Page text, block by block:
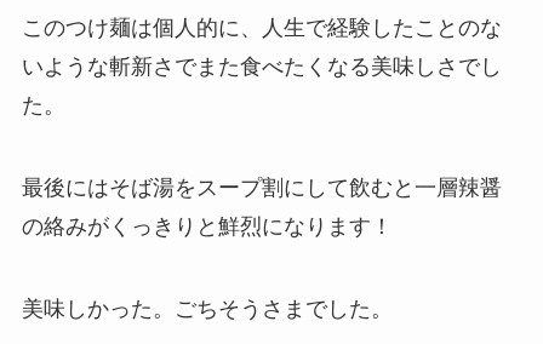
このつけ麺は個人的に、人生で経験したことのな
いような斬新さでまた食べたくなる美味しさでし
た。
最後にはそば湯をスープ割にして飲むと一層辣醤
の絡みがくっきりと鮮烈になります！
美味しかった。ごちそうさまでした。